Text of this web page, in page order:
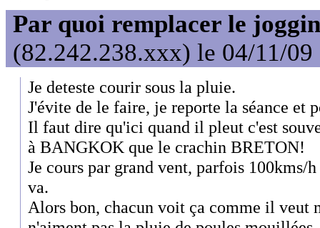
Par quoi remplacer le
(82.242.238.xxx) le 04/11/09
Je deteste courir sous la pluie.
J'évite de le faire, je reporte la séance et
Il faut dire qu'ici quand il pleut c'est
à BANGKOK que le crachin BRETON!
Je cours par grand vent, parfois 100kms/
va.
Alors bon, chacun voit ça comme il veut